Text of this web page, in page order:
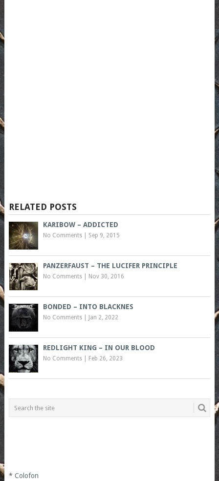
RELATED POSTS
KARIBOW – ADDICTED
No Comments| Sep 9, 2015
PANZERFAUST – THE LUCIFER PRINCIPLE
No Comments| Nov 30, 2016
BONDED – INTO BLACKNES
No Comments| Jan 2, 2022
REDLIGHT KING – IN OUR BLOOD
No Comments| Feb 26, 2023
* Colofon